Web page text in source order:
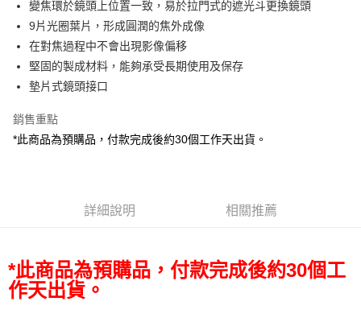
AFTEE先享後付
相關說明
【關於「AFTEE先享後付」】
AFTEE先享後付是「在收到商品之後才付款」的支付方式。 讓您購物簡單
便利好安心！
２．便利：只要手機號碼，簡訊認證，即可結帳。
３．安心：先確認商品／服務後，再付款。
２．訂單成立數日內，您將收到繳費通知簡訊。
３．收到繳費通知簡訊後14天內，點擊此簡訊中的連結，可透過四大超商／
購買商品的店家。未經商家同意取消之訂單仍視為有效，需透過AFTEE先享
後付繳納相關費用。
※ 交易是否成功請以「AFTEE先享後付 」之結帳頁面顯示為準，若有關於
ATM付款
運送方式
全家取貨付款
每筆NT$60，滿NT$399(含以上)免運費
每筆NT$60，滿NT$399(含以上)免運費
宅配
變焦環於鏡頭上位置一致，易於拉門式的遮光斗更換鏡頭
9片光圈葉片，形成圓潤的焦外成像
在對焦過程中不會出現影像偏移
堅固的製成材料，能夠承受長期使用及保存
墊片式鏡頭接口
銷售重點
*此商品為預購品，付款完成後約30個工作天出貨。
詳細說明 相關推薦
*此商品為預購品，付款完成後約30個工
作天出貨。